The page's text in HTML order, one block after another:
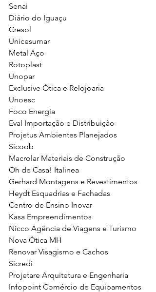
Senai
Diário do Iguaçu
Cresol
Unicesumar
Metal Aço
Rotoplast
Unopar
Exclusive Ótica e Relojoaria
Unoesc
Foco Energia
Eval Importação e Distribuição
Projetus Ambientes Planejados
Sicoob
Macrolar Materiais de Construção
Oh de Casa! Italinea
Gerhard Montagens e Revestimentos
Heydt Esquadrias e Fachadas
Centro de Ensino Inovar
Kasa Empreendimentos
Nicco Agência de Viagens e Turismo
Nova Ótica MH
Renovar Visagismo e Cachos
Sicredi
Projetare Arquitetura e Engenharia
Infopoint Comércio de Equipamentos